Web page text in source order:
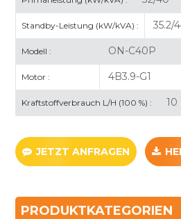
Standby-Leistung (kW/kVA) : 35.2/
Modell : ON-C40P
Motor : 4B3.9-G1
Kraftstoffverbrauch L/H (100 %) : 10
JETZT ANFRAGEN
PRODUKTKATEGORIEN